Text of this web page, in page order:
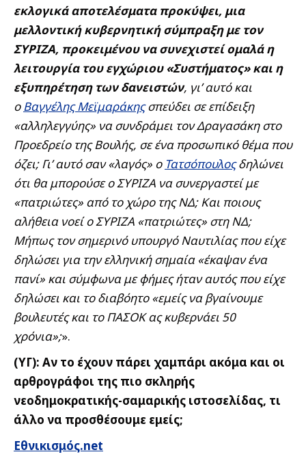
εκλογικά αποτελέσματα προκύψει, μια
μελλοντική κυβερνητική σύμπραξη με τον
ΣΥΡΙΖΑ, προκειμένου να συνεχιστεί ομαλά η
λειτουργία του εγχώριου «Συστήματος» και η
εξυπηρέτηση των δανειστών, γι’ αυτό και
οΒαγγέλης Μεϊμαράκηςσπεύδει σε επίδειξη
«αλληλεγγύης» να συνδράμει τον Δραγασάκη στο
Προεδρείο της Βουλής, σε ένα προσωπικό θέμα που
όζει; Γι’ αυτό σαν «λαγός» ο Τατσόπουλοςδηλώνει
ότι θα μπορούσε ο ΣΥΡΙΖΑ να συνεργαστεί με
«πατριώτες» από το χώρο της ΝΔ;Και ποιους
αλήθεια νοεί ο ΣΥΡΙΖΑ «πατριώτες» στη ΝΔ;
Μήπως τον σημερινό υπουργό Ναυτιλίας που είχε
δηλώσει για την ελληνική σημαία «έκαψαν ένα
πανί» και σύμφωνα με φήμες ήταν αυτός που είχε
δηλώσει και το διαβόητο «εμείς να βγαίνουμε
βουλευτές και το ΠΑΣΟΚ ας κυβερνάει 50
χρόνια»;».
(ΥΓ): Αν το έχουν πάρει χαμπάρι ακόμα και οι
αρθρογράφοι της πιο σκληρής
νεοδημοκρατικής-σαμαρικής ιστοσελίδας, τι
άλλο να προσθέσουμε εμείς;
Εθνικισμός.net